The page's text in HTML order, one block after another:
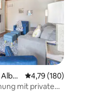
5, 120 Bewertungen
Durchschnittliche
4,79 (180)
mit privatem